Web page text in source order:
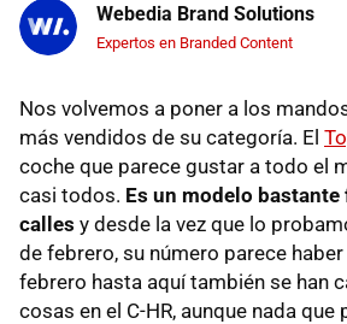
Webedia Brand Solutions
Expertos en Branded Content
Nos volvemos a poner a los
más vendidos de su categoría. El
coche que parece gustar a todo el
casi todos. Es un modelo bastante
calles y desde la vez que lo
de febrero, su número parece
febrero hasta aquí también se han
cosas en el C-HR, aunque nada que